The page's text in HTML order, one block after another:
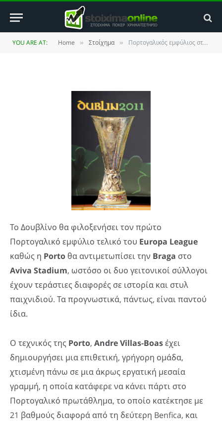
YOU ARE AT: Home » Στοίχημα » Πορτογαλικός εμφύλιος στον τελικό του Europa League
τελικό του Europa League
BY ΚΏΣΤΑΣ ΒΡΟΥΛΉΣ 18 MAY 2011 UPDATED: 4
NO COMMENTS 4 MINS READ
Το Δουβλίνο θα φιλοξενήσει τον πρώτο
Πορτογαλικό εμφύλιο τελικό του Europa League
καθώς η Porto θα αντιμετωπίσει την Braga στο
Aviva Stadium, ωστόσο οι δυο γειτονικοί σύλλογοι
έχουν τεράστιες διαφορές σε ιστορία και στυλ
παιχνιδιού. Τα προγνωστικά, πάντως, είναι παντού
ίδια.
Ο τεχνικός της Porto, AndreVillas-Boasέχει
δημιουργήσει μια επιθετική, γρήγορη ομάδα,
χτισμένη πάνω σε μια άκρως εργατική μεσαία
γραμμή, η οποία κατάφερε να κάνει πάρτι στο
Πορτογαλικό πρωτάθλημα, το οποίο κατέκτησε με
21 βαθμούς διαφορά από τη δεύτερη Benfica, και